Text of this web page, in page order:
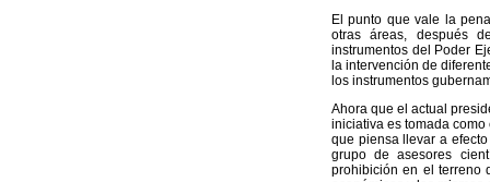
El punto que vale la
otras áreas, después
instrumentos del Poder
la intervención de
los instrumentos
Ahora que el actual
iniciativa es tomada
que piensa llevar a
grupo de asesores
prohibición en el terreno